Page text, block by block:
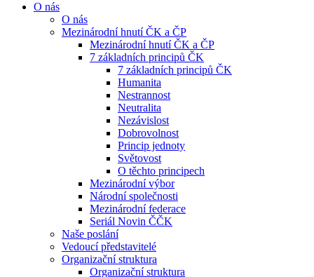
O nás
O nás
Mezinárodní hnutí ČK a ČP
Mezinárodní hnutí ČK a ČP
7 základních principů ČK
7 základních principů ČK
Humanita
Nestrannost
Neutralita
Nezávislost
Dobrovolnost
Princip jednoty
Světovost
O těchto principech
Mezinárodní výbor
Národní společnosti
Mezinárodní federace
Seriál Novin ČČK
Naše poslání
Vedoucí představitelé
Organizační struktura
Organizační struktura